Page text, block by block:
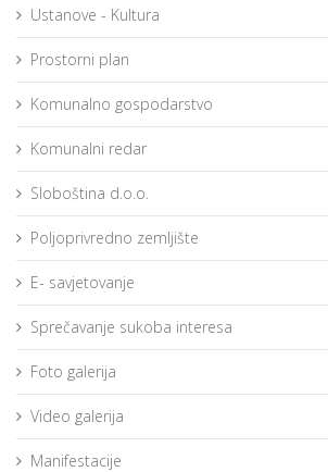
Ustanove - Kultura
Prostorni plan
Komunalno gospodarstvo
Komunalni redar
Sloboština d.o.o.
Poljoprivredno zemljište
E- savjetovanje
Sprečavanje sukoba interesa
Foto galerija
Video galerija
Manifestacije